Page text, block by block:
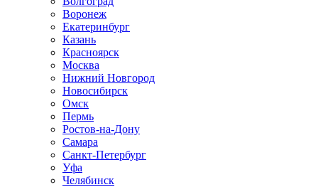
Воронеж
Екатеринбург
Казань
Красноярск
Москва
Нижний Новгород
Новосибирск
Омск
Пермь
Ростов-на-Дону
Самара
Санкт-Петербург
Уфа
Челябинск